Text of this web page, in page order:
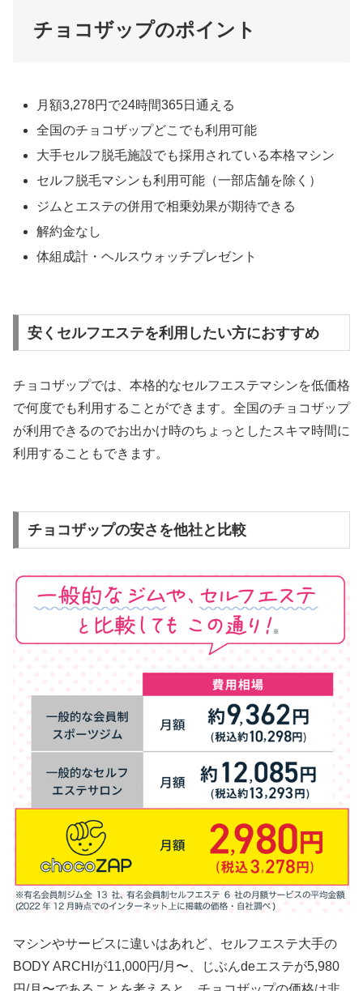
チョコザップのポイント
月額3,278円で24時間365日通える
全国のチョコザップどこでも利用可能
大手セルフ脱毛施設でも採用されている本格マシン
セルフ脱毛マシンも利用可能（一部店舗を除く）
ジムとエステの併用で相乗効果が期待できる
解約金なし
体組成計・ヘルスウォッチプレゼント
安くセルフエステを利用したい方におすすめ
チョコザップでは、本格的なセルフエステマシンを低価格
で何度でも利用することができます。全国のチョコザップ
が利用できるのでお出かけ時のちょっとしたスキマ時間に
利用することもできます。
チョコザップの安さを他社と比較
マシンやサービスに違いはあれど、セルフエステ大手の
BODY ARCHIが11,000円/月〜、じぶんdeエステが5,980